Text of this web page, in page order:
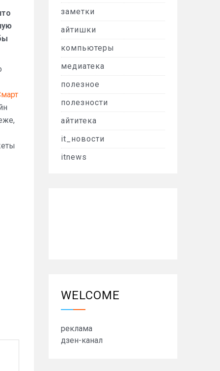
заметки
айтишки
компьютеры
медиатека
полезное
полезности
айтитека
it_новости
itnews
WELCOME
реклама
дзен-канал